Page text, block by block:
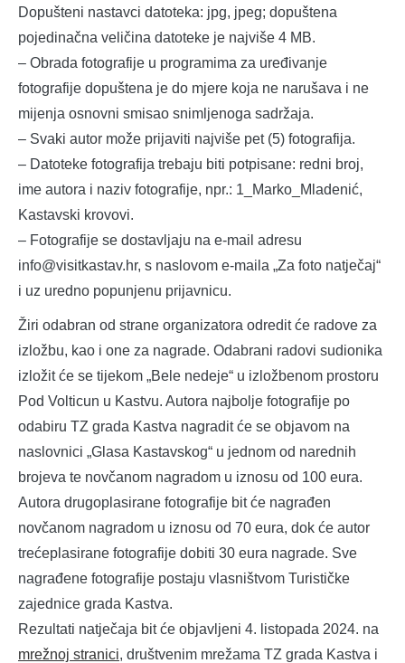
Dopušteni nastavci datoteka: jpg, jpeg; dopuštena
pojedinačna veličina datoteke je najviše 4 MB.
– Obrada fotografije u programima za uređivanje
fotografije dopuštena je do mjere koja ne narušava i ne
mijenja osnovni smisao snimljenoga sadržaja.
– Svaki autor može prijaviti najviše pet (5) fotografija.
– Datoteke fotografija trebaju biti potpisane: redni broj,
ime autora i naziv fotografije, npr.: 1_Marko_Mladenić,
Kastavski krovovi.
– Fotografije se dostavljaju na e-mail adresu
info@visitkastav.hr, s naslovom e-maila „Za foto natječaj“
i uz uredno popunjenu prijavnicu.
Žiri odabran od strane organizatora odredit će radove za
izložbu, kao i one za nagrade. Odabrani radovi sudionika
izložit će se tijekom „Bele nedeje“ u izložbenom prostoru
Pod Volticun u Kastvu. Autora najbolje fotografije po
odabiru TZ grada Kastva nagradit će se objavom na
naslovnici „Glasa Kastavskog“ u jednom od narednih
brojeva te novčanom nagradom u iznosu od 100 eura.
Autora drugoplasirane fotografije bit će nagrađen
novčanom nagradom u iznosu od 70 eura, dok će autor
trećeplasirane fotografije dobiti 30 eura nagrade. Sve
nagrađene fotografije postaju vlasništvom Turističke
zajednice grada Kastva.
Rezultati natječaja bit će objavljeni 4. listopada 2024. na
mrežnoj stranici, društvenim mrežama TZ grada Kastva i